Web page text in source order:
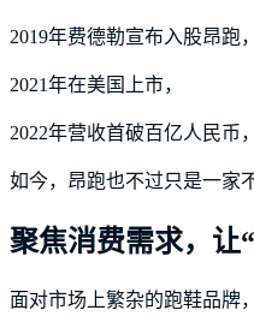
2019年费德勒宣布入股昂跑，
2021年在美国上市，
2022年营收首破百亿人民币，
如今，昂跑也不过只是一家
聚焦消费需求，让
面对市场上繁杂的跑鞋品牌